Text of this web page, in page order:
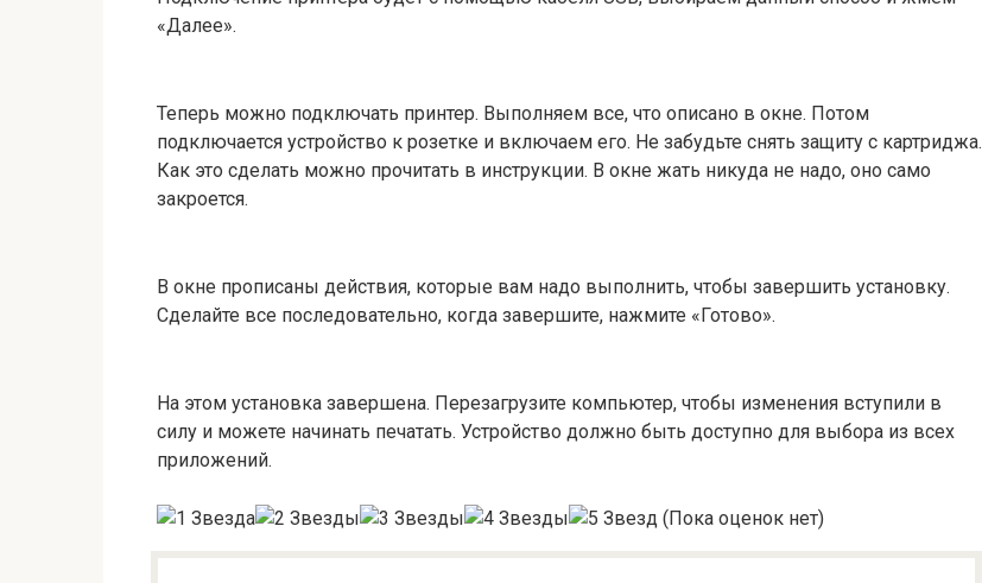
«Далее».
Теперь можно подключать принтер. Выполняем все, что описано в окне. Потом
подключается устройство к розетке и включаем его. Не забудьте снять защиту с картриджа.
Как это сделать можно прочитать в инструкции. В окне жать никуда не надо, оно само
закроется.
В окне прописаны действия, которые вам надо выполнить, чтобы завершить установку.
Сделайте все последовательно, когда завершите, нажмите «Готово».
На этом установка завершена. Перезагрузите компьютер, чтобы изменения вступили в
силу и можете начинать печатать. Устройство должно быть доступно для выбора из всех
приложений.
(Пока оценок нет)